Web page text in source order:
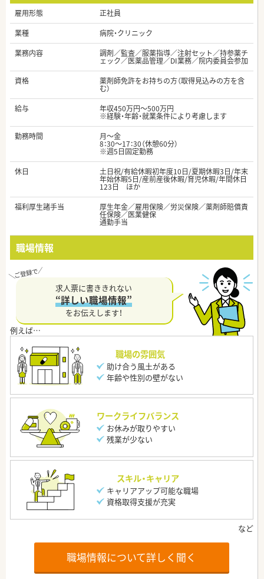
雇用形態
正社員
業種
病院・クリニック
業務内容
調剤／監査／服薬指導／注射セット／持参薬チ
ェック／医薬品管理／DI業務／院内委員会参加
資格
薬剤師免許をお持ちの方（取得見込みの方を含
む）
給与
年収450万円～500万円
※経験・年齢・就業条件により考慮します
勤務時間
月～金
8：30～17：30（休憩60分）
※週5日固定勤務
休日
土日祝/有給休暇初年度10日/夏期休暇3日/年末
年始休暇5日/産前産後休暇/育児休暇/年間休日
123日 ほか
福利厚生諸手当
厚生年金／雇用保険／労災保険／薬剤師賠償責
任保険／医業健保
通勤手当
職場情報
求人票に書ききれない
“詳しい職場情報”
をお伝えします！
職場の雰囲気
助け合う風土がある
年齢や性別の壁がない
ワークライフバランス
お休みが取りやすい
残業が少ない
スキル・キャリア
キャリアアップ可能な職場
資格取得支援が充実
職場情報について詳しく聞く